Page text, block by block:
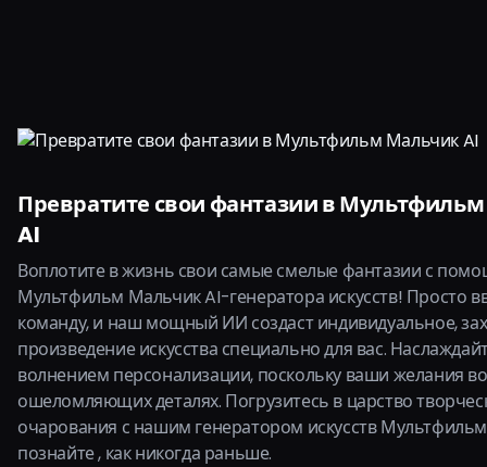
Превратите свои фантазии в
AI
Воплотите в жизнь свои самые смелые фантазии с
Мультфильм Мальчик AI-генератора искусств! Просто
команду, и наш мощный ИИ создаст индивидуальное,
произведение искусства специально для вас.
волнением персонализации, поскольку ваши желания
ошеломляющих деталях. Погрузитесь в царство
очарования с нашим генератором искусств
познайте , как никогда раньше.